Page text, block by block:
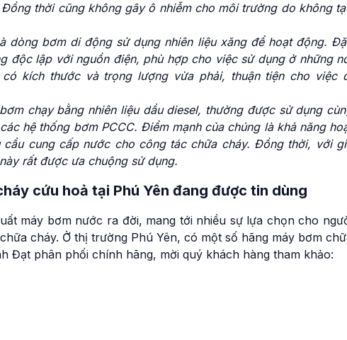
thời cũng không gây ô nhiễm cho môi trường do không
dòng bơm di động sử dụng nhiên liệu xăng để hoạt động.
độc lập với nguồn điện, phù hợp cho việc sử dụng ở những
kích thước và trọng lượng vừa phải, thuận tiện cho việc
chạy bằng nhiên liệu dầu diesel, thường được sử dụng
hệ thống bơm PCCC. Điểm mạnh của chúng là khả năng
cung cấp nước cho công tác chữa cháy. Đồng thời, với
rất được ưa chuộng sử dụng.
cứu hoả tại Phú Yên đang được tin dùng
máy bơm nước ra đời, mang tới nhiều sự lựa chọn cho
cháy. Ở thị trường Phú Yên, có một số hãng máy bơm
Đạt phân phối chính hãng, mời quý khách hàng tham khảo: